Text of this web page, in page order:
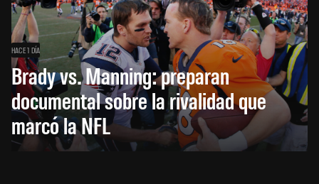
HACE 1 DÍA
Brady vs. Manning: preparan
documental sobre la rivalidad que
marcó la NFL